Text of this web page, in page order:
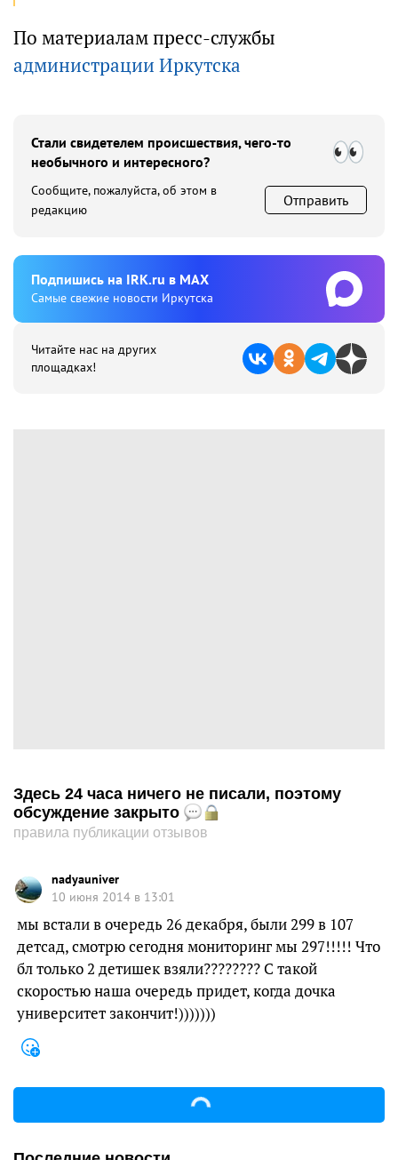
По материалам пресс-службы
администрации Иркутска
Стали свидетелем происшествия, чего-то
необычного и интересного?
Сообщите, пожалуйста, об этом в
редакцию
Отправить
Подпишиcь на IRK.ru в MAX
Cамые свежие новости Иркутска
Читайте нас на других
площадках!
Здесь 24 часа ничего не писали, поэтому
обсуждение закрыто
правила публикации отзывов
nadyauniver
10 июня 2014 в 13:01
мы встали в очередь 26 декабря, были 299 в 107
детсад, смотрю сегодня мониторинг мы 297!!!!! Что
бл только 2 детишек взяли???????? С такой
скоростью наша очередь придет, когда дочка
университет закончит!)))))))